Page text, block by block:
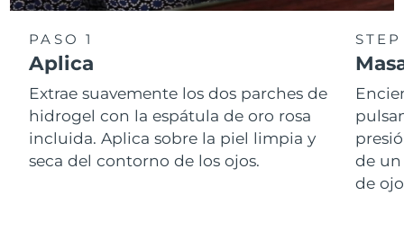
PASO 1
Aplica
Extrae suavemente los dos parches de
hidrogel con la espátula de oro rosa
incluida. Aplica sobre la piel limpia y
seca del contorno de los ojos.
de un
de